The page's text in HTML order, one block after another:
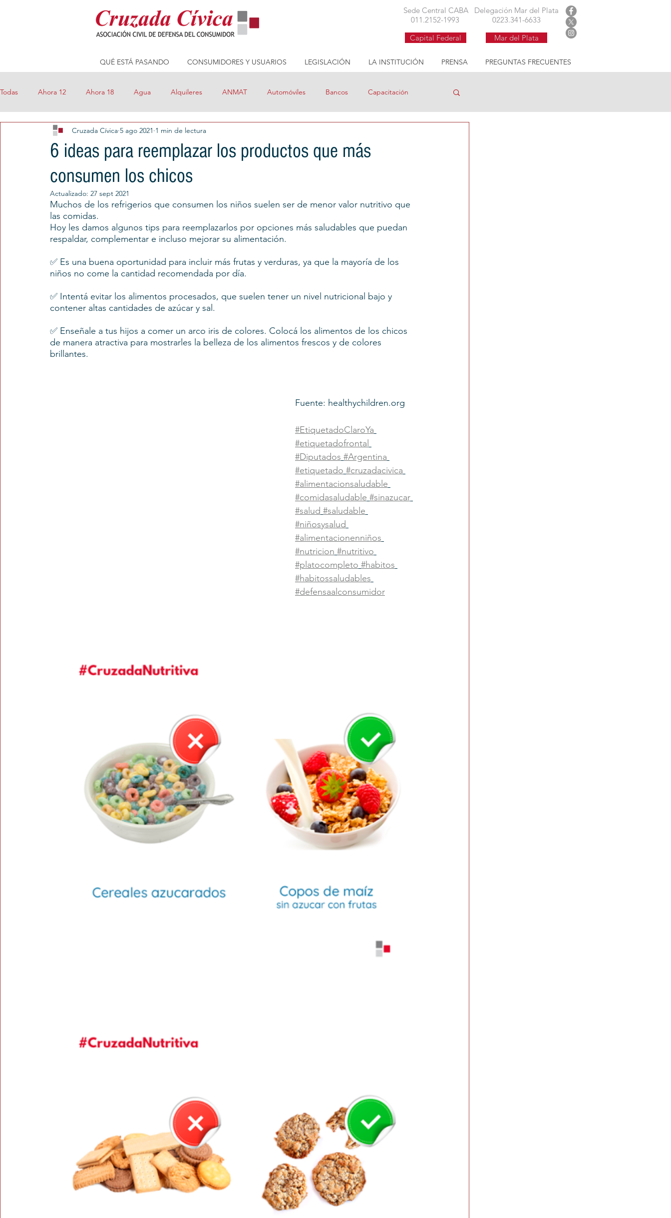
Sede Central CABA
011.2152-1993
Delegación Mar del Plata
0223.341-6633
Capital Federal
Mar del Plata
QUÉ ESTÁ PASANDO CONSUMIDORES Y USUARIOS LEGISLACIÓN LA INSTITUCIÓN PRENSA PREGUNTAS FRECUENTES
Todas Ahora 12 Ahora 18 Agua Alquileres ANMAT Automóviles Bancos Capacitación
Compras online Consejos Consumo Seguro
Eficiencia Energética Electricidad FM Millenium
Precios Máximos Precios Transparentes Tarifa Social
6 ideas para reemplazar los productos que más
consumen los chicos
Cruzada Cívica 5 ago 2021 1 min de lectura
Actualizado: 27 sept 2021
Muchos de los refrigerios que consumen los niños suelen ser de menor valor nutritivo que
las comidas.
Hoy les damos algunos tips para reemplazarlos por opciones más saludables que puedan
respaldar, complementar e incluso mejorar su alimentación.
✅ Es una buena oportunidad para incluir más frutas y verduras, ya que la mayoría de los
niños no come la cantidad recomendada por día.
✅ Intentá evitar los alimentos procesados, que suelen tener un nivel nutricional bajo y
contener altas cantidades de azúcar y sal.
✅ Enseñale a tus hijos a comer un arco iris de colores. Colocá los alimentos de los chicos
de manera atractiva para mostrarles la belleza de los alimentos frescos y de colores
brillantes.
Fuente: healthychildren.org
#EtiquetadoClaroYa
#etiquetadofrontal
#Diputados #Argentina
#etiquetado #cruzadacivica
#alimentacionsaludable
#comidasaludable #sinazucar
#salud #saludable
#niñosysalud
#alimentacionenniños
#nutricion #nutritivo
#platocompleto #habitos
#habitossaludables
#defensaalconsumidor